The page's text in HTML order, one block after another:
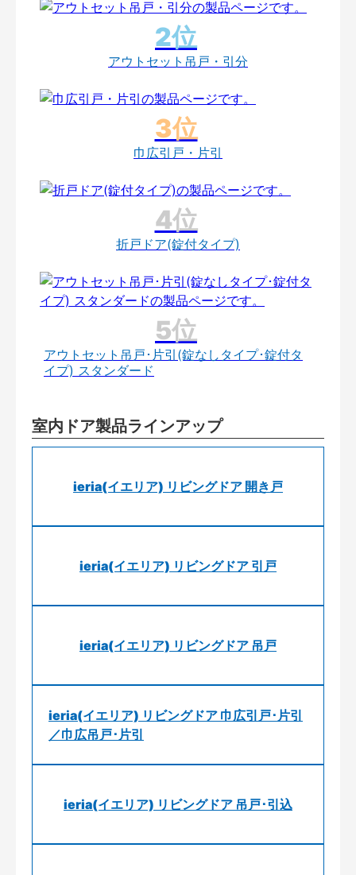
アウトセット吊戸・引分
巾広引戸・片引
折戸ドア(錠付タイプ)
アウトセット吊戸･片引(錠なしタイプ･錠付タ
イプ) スタンダード
室内ドア製品ラインアップ
ieria(イエリア) リビングドア 開き戸
ieria(イエリア) リビングドア 引戸
ieria(イエリア) リビングドア 吊戸
ieria(イエリア) リビングドア 巾広引戸･片引
／巾広吊戸･片引
ieria(イエリア) リビングドア 吊戸･引込